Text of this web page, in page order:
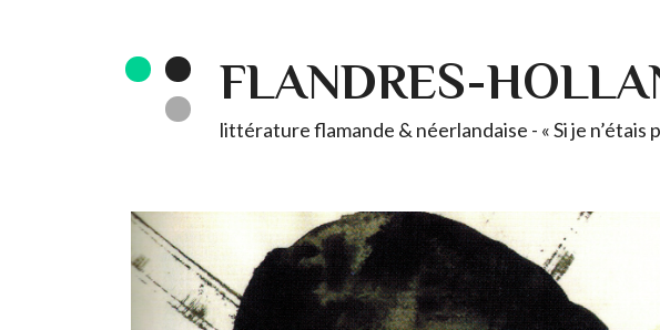
FLANDRES-
littérature flamande & néerlandaise - « Si je n’étais